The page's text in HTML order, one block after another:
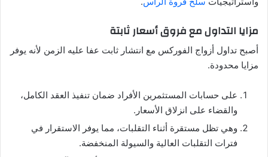
مزايا التداول مع فروق أسعار ثابتة
أصبح تداول أزواج الفوركس مع انتشار ثابت عفا عليه الزمن لأنه يوفر
مزايا محدودة.
على حسابات المستثمرين الأفراد ضمان تنفيذ العقد الكامل،
والقضاء على انزلاق الأسعار.
وهي تظل مستقرة أثناء التقلبات، مما يوفر الاستقرار في
فترات التقلبات العالية والسيولة المنخفضة.